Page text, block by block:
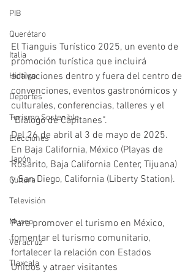
PIB
Querétaro
Italia
Hidalgo
Deportes
Turismo Sostenible
Elecciones
Japón
Cultura
Televisión
Museo
Veracruz
Tlaxcala
El Tianguis Turístico 2025, un evento de
promoción turística que incluirá
activaciones dentro y fuera del centro de
convenciones, eventos gastronómicos y
culturales, conferencias, talleres y el
“Diálogo de Capitanes”.
Del 26 de abril al 3 de mayo de 2025.
En Baja California, México (Playas de
Rosarito, Baja California Center, Tijuana)
y San Diego, California (Liberty Station).
Para promover el turismo en México,
fomentar el turismo comunitario,
fortalecer la relación con Estados
Unidos y atraer visitantes